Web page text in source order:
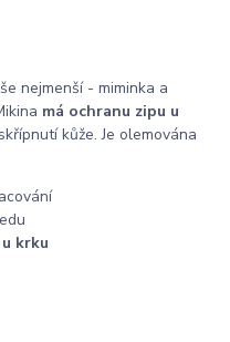
nejmenší - miminka a
má ochranu zipu u
kůže. Je olemována
krku